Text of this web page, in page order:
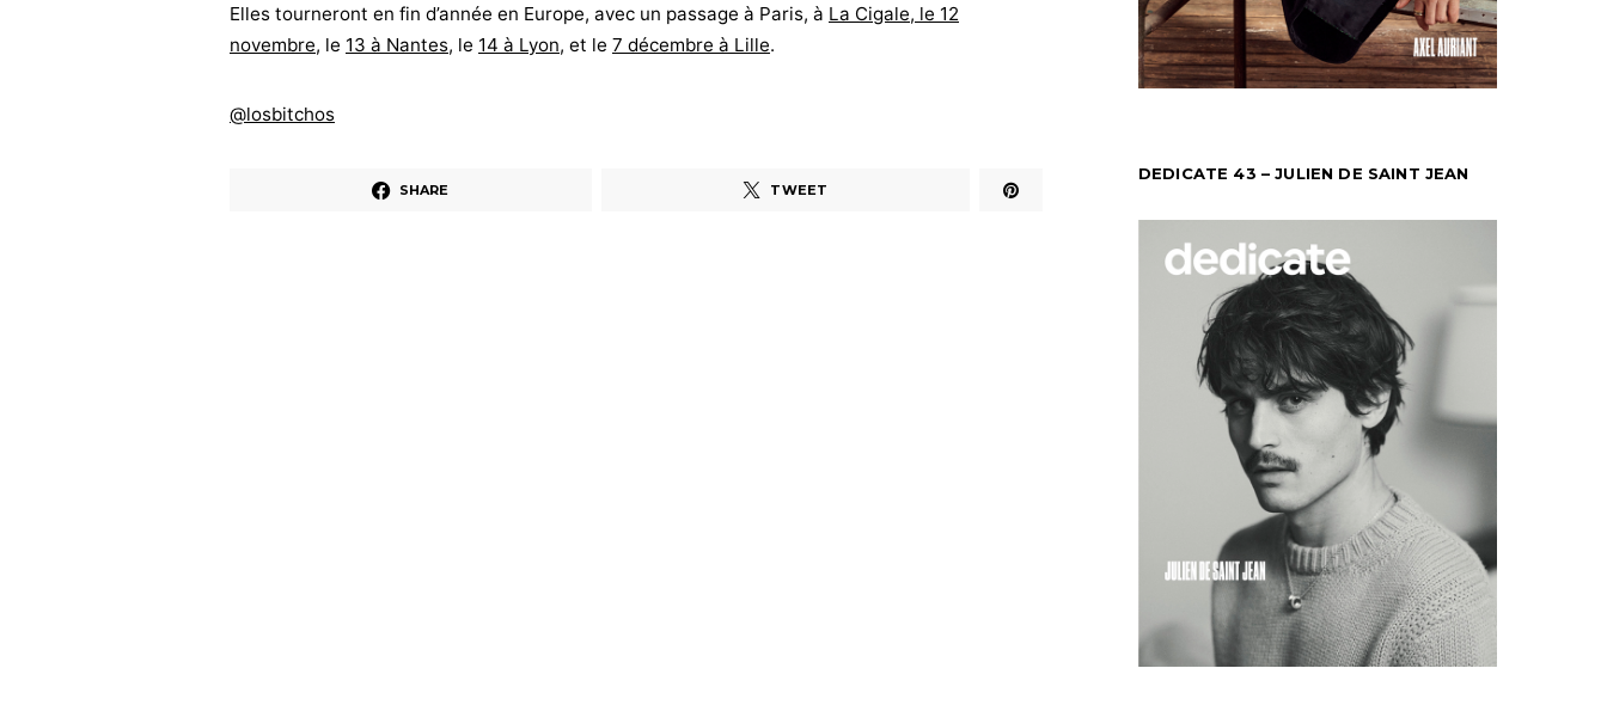
Elles tourneront en fin d’année en Europe, avec un passage à Paris, à La Cigale, le 12
novembre, le 13 à Nantes, le 14 à Lyon, et le 7 décembre à Lille.
@losbitchos
SHARE TWEET
DEDICATE 43 – JULIEN DE SAINT JEAN